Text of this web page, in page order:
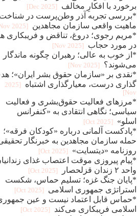
برخورد با افکارِ مخالف
[2025 Dec]
*بررسی تجربه آذر وطن‌پرست در
ماهیت واقعی سازمان مجاهدین
[2025 Nov]
*مریم رجوی؛ دروغ، تناقض و فریبکاری
در مورد حجاب
[2025 Nov]
*از خوب به عالی؛ رهبران چگونه ماندگار
می‌شوند؟
[2025 Nov]
*نقدی بر «سازمان حقوق بشر ایران»؛
گذاری درست، معیارگذاری اشتباه
[2025
Nov]
*مرزهای فعالیت حقوق‌بشری و فعالیت
سیاسی؛ نگاهی انتقادی به «کنفرانس
اسلو»
[2025 Oct]
*پادکست آلمانی درباره «کودکان فرقه»؛
حمله سازمان مجاهدین به خبرنگار
روزنامه «دیتسایت»
[2025 Oct]
*پیام پیروزی موقت اعتصاب غذای
واحد ۲ زندان قزلحصار
[2025 Oct]
*پایان جنگ غزه؛ تسلیم حماس، شکست
استراتژی جمهوری اسلامی
[2025 Oct]
*حماس قابل اعتماد نیست و عین
اسلامی فریبکاری می‌کند
[2025 Oct]